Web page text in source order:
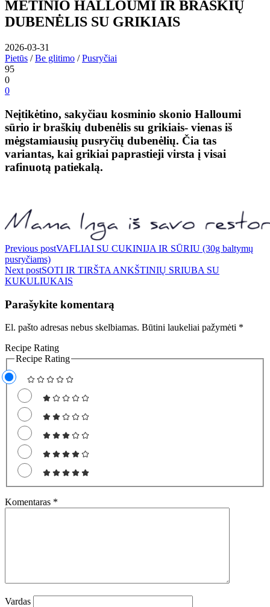
MĖTINIO HALLOUMI IR BRAŠKIŲ
DUBENĖLIS SU GRIKIAIS
2026-03-31
Pietūs /Be glitimo /Pusryčiai
95
0
0
Neįtikėtino, sakyčiau kosminio skonio Halloumi
sūrio ir braškių dubenėlis su grikiais- vienas iš
mėgstamiausių pusryčių dubenėlių. Čia tas
variantas, kai grikiai paprastieji virsta į visai
rafinuotą patiekalą.
Navigacija
tarp
įrašų
Previous postVAFLIAI SU CUKINIJA IR SŪRIU (30g baltymų
pusryčiams)
Next postSOTI IR TIRŠTA ANKŠTINIŲ SRIUBA SU
KUKULIUKAIS
Parašykite komentarą
El. pašto adresas nebus skelbiamas. Būtini laukeliai pažymėti *
Recipe Rating
Recipe Rating
Komentaras *
Vardas